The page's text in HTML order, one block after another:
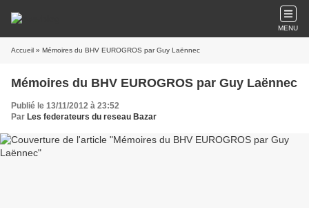
MENU
Accueil » Mémoires du BHV EUROGROS par Guy Laënnec
Mémoires du BHV EUROGROS par Guy Laënnec
Publié le 13/11/2012 à 23:52
Par Les federateurs du reseau Bazar